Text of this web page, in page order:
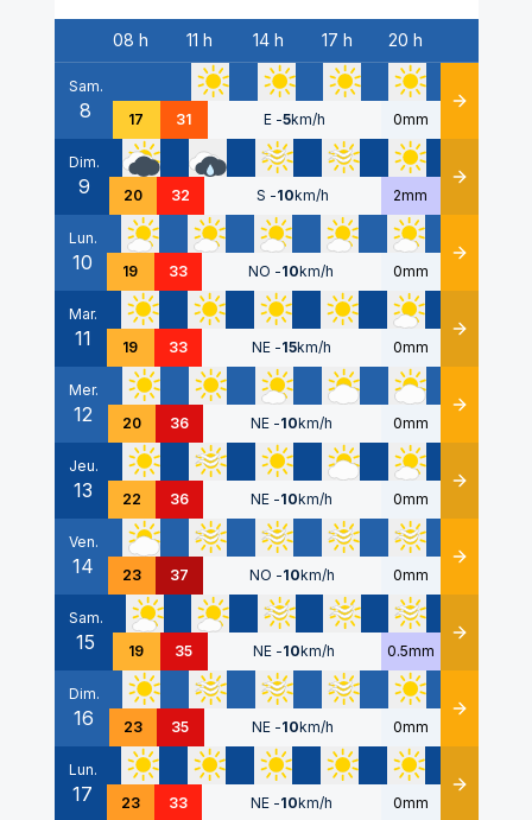
Date
08 h 11 h 14 h 17 h 20 h
Sam.
8 17 31 E -5km/h 0mm Détails
Dim.
9 20 32 S -10km/h 2mm Détails
Lun.
10 19 33 NO -10km/h 0mm Détails
Mar.
11 19 33 NE -15km/h 0mm Détails
Mer.
12 20 36 NE -10km/h 0mm Détails
Jeu.
13 22 36 NE -10km/h 0mm Détails
Ven.
14 23 37 NO -10km/h 0mm Détails
Sam.
15 19 35 NE -10km/h 0.5mm Détails
Dim.
16 23 35 NE -10km/h 0mm Détails
Lun.
17 23 33 NE -10km/h 0mm Détails